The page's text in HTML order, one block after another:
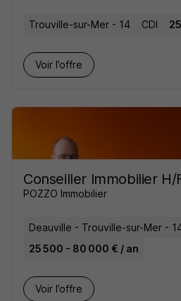
Trouville-sur-Mer - 14 CDI
Voir l’offre
Conseiller Immobilier H/
POZZO Immobilier
Deauville - Trouville-sur-Mer -
25 500 - 80 000 € / an
Voir l’offre